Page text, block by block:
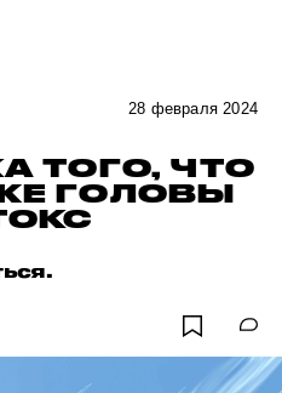
28 февраля 2024
ТОГО, ЧТО
ГОЛОВЫ